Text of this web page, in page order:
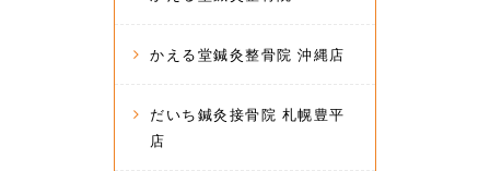
かえる堂鍼灸整骨院 沖縄店
だいち鍼灸接骨院 札幌豊平
店